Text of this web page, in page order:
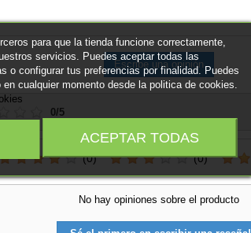
Escribe una opinión
0/5
(0) (0)
No hay opiniones sobre el producto
para que la tienda funcione correctamente,
servicios. Puedes aceptar todas las
o configurar tus preferencias por finalidad. Puedes
cualquier momento desde la politica de cookies.
ACEPTAR TODAS